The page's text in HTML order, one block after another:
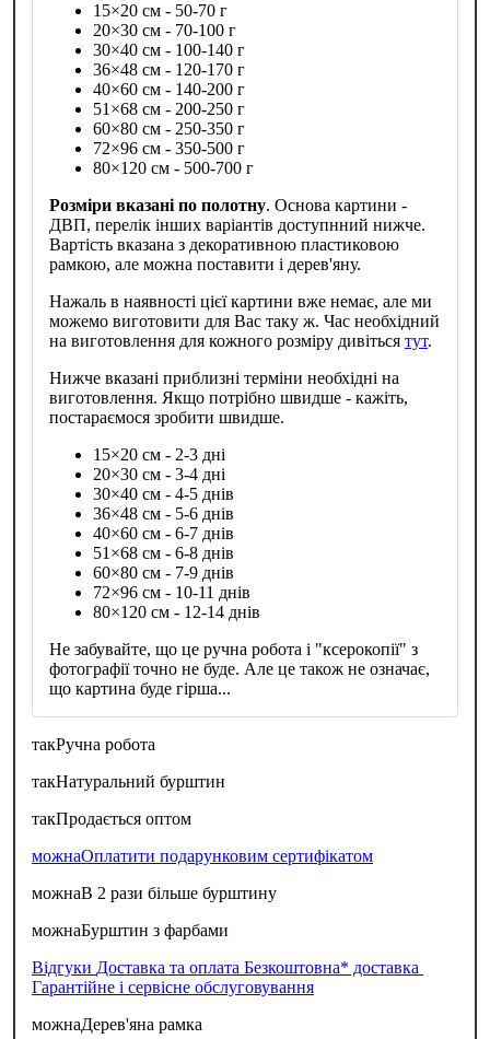
15×20 см - 50-70 г
20×30 см - 70-100 г
30×40 см - 100-140 г
36×48 см - 120-170 г
40×60 см - 140-200 г
51×68 см - 200-250 г
60×80 см - 250-350 г
72×96 см - 350-500 г
80×120 см - 500-700 г
Розміри вказані по полотну. Основа картини -
ДВП, перелік інших варіантів доступнний нижче.
Вартість вказана з декоративною пластиковою
рамкою, але можна поставити і дерев'яну.
Нажаль в наявності цієї картини вже немає, але ми
можемо виготовити для Вас таку ж. Час необхідний
на виготовлення для кожного розміру дивіться тут.
Нижче вказані приблизні терміни необхідні на
виготовлення. Якщо потрібно швидше - кажіть,
постараємося зробити швидше.
15×20 см - 2-3 дні
20×30 см - 3-4 дні
30×40 см - 4-5 днів
36×48 см - 5-6 днів
40×60 см - 6-7 днів
51×68 см - 6-8 днів
60×80 см - 7-9 днів
72×96 см - 10-11 днів
80×120 см - 12-14 днів
Не забувайте, що це ручна робота і "ксерокопії" з
фотографії точно не буде. Але це також не означає,
що картина буде гірша...
такРучна робота
такНатуральний бурштин
такПродається оптом
можнаОплатити подарунковим сертифікатом
можнаВ 2 рази більше бурштину
можнаБурштин з фарбами
Відгуки Доставка та оплата Безкоштовна* доставка
Гарантійне і сервісне обслуговування
можнаДерев'яна рамка